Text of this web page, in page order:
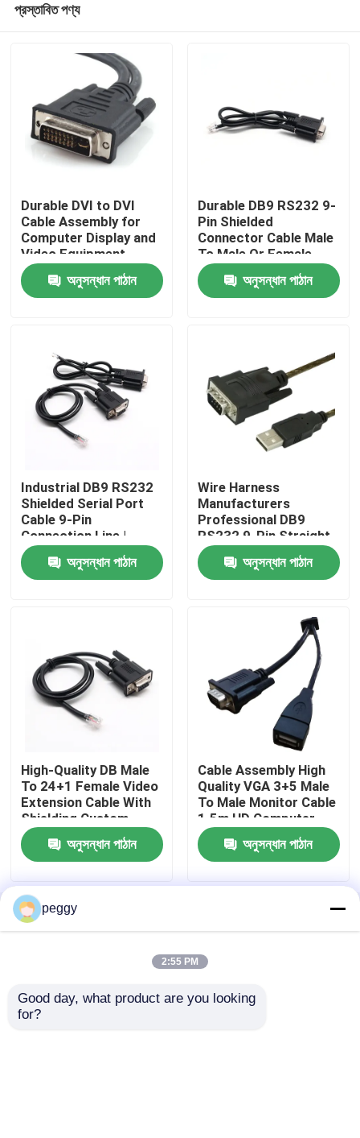
আমাদের সম্পর্কে
মান নিয়ন্ত্রণ
আমাদের সাথে যোগাযোগ করুন
তারের জোতা
কাস্টম ক্যাবল সমাবেশ
এলভিডিএস ক্যাবল
মেডিকেল ক্যাবল
অন্যান্য ক্যাবল
প্রস্তাবিত পণ্য
Durable DVI to DVI
Cable Assembly for
Computer Display and
Video Equipment
Custom Cable Wire
Harness
Manufacturers
অনুসন্ধান পাঠান
Durable DB9 RS232 9-
Pin Shielded
Connector Cable Male
To Male Or Female
Type | Custom Cable
অনুসন্ধান পাঠান
Industrial DB9 RS232
Shielded Serial Port
Cable 9-Pin
Connection Line |
Cable Assembly Wire
Harness
Manufacturers
অনুসন্ধান পাঠান
Wire Harness
Manufacturers
Professional DB9
RS232 9-Pin Straight
Or Cross Cable With
Shielded Core Custom
Cable
অনুসন্ধান পাঠান
High-Quality DB Male
To 24+1 Female Video
Extension Cable With
Shielding Custom
Cable For HD Display
Wire Harness
Manufacturers
অনুসন্ধান পাঠান
Cable Assembly High
Quality VGA 3+5 Male
To Male Monitor Cable
1.5m HD Computer
Display Cord For
Projector And TV |
Custom Cable
অনুসন্ধান পাঠান
বাড়ি আমাদের সম্পর্কে
সাইট ম্যাপ
গোপনীয়তা নীতি
গুণতারের জোতাচীন কারখানা.Copyright © 2026 Shenzhen
peggy
2:55 PM
Good day, what product are you looking
for?